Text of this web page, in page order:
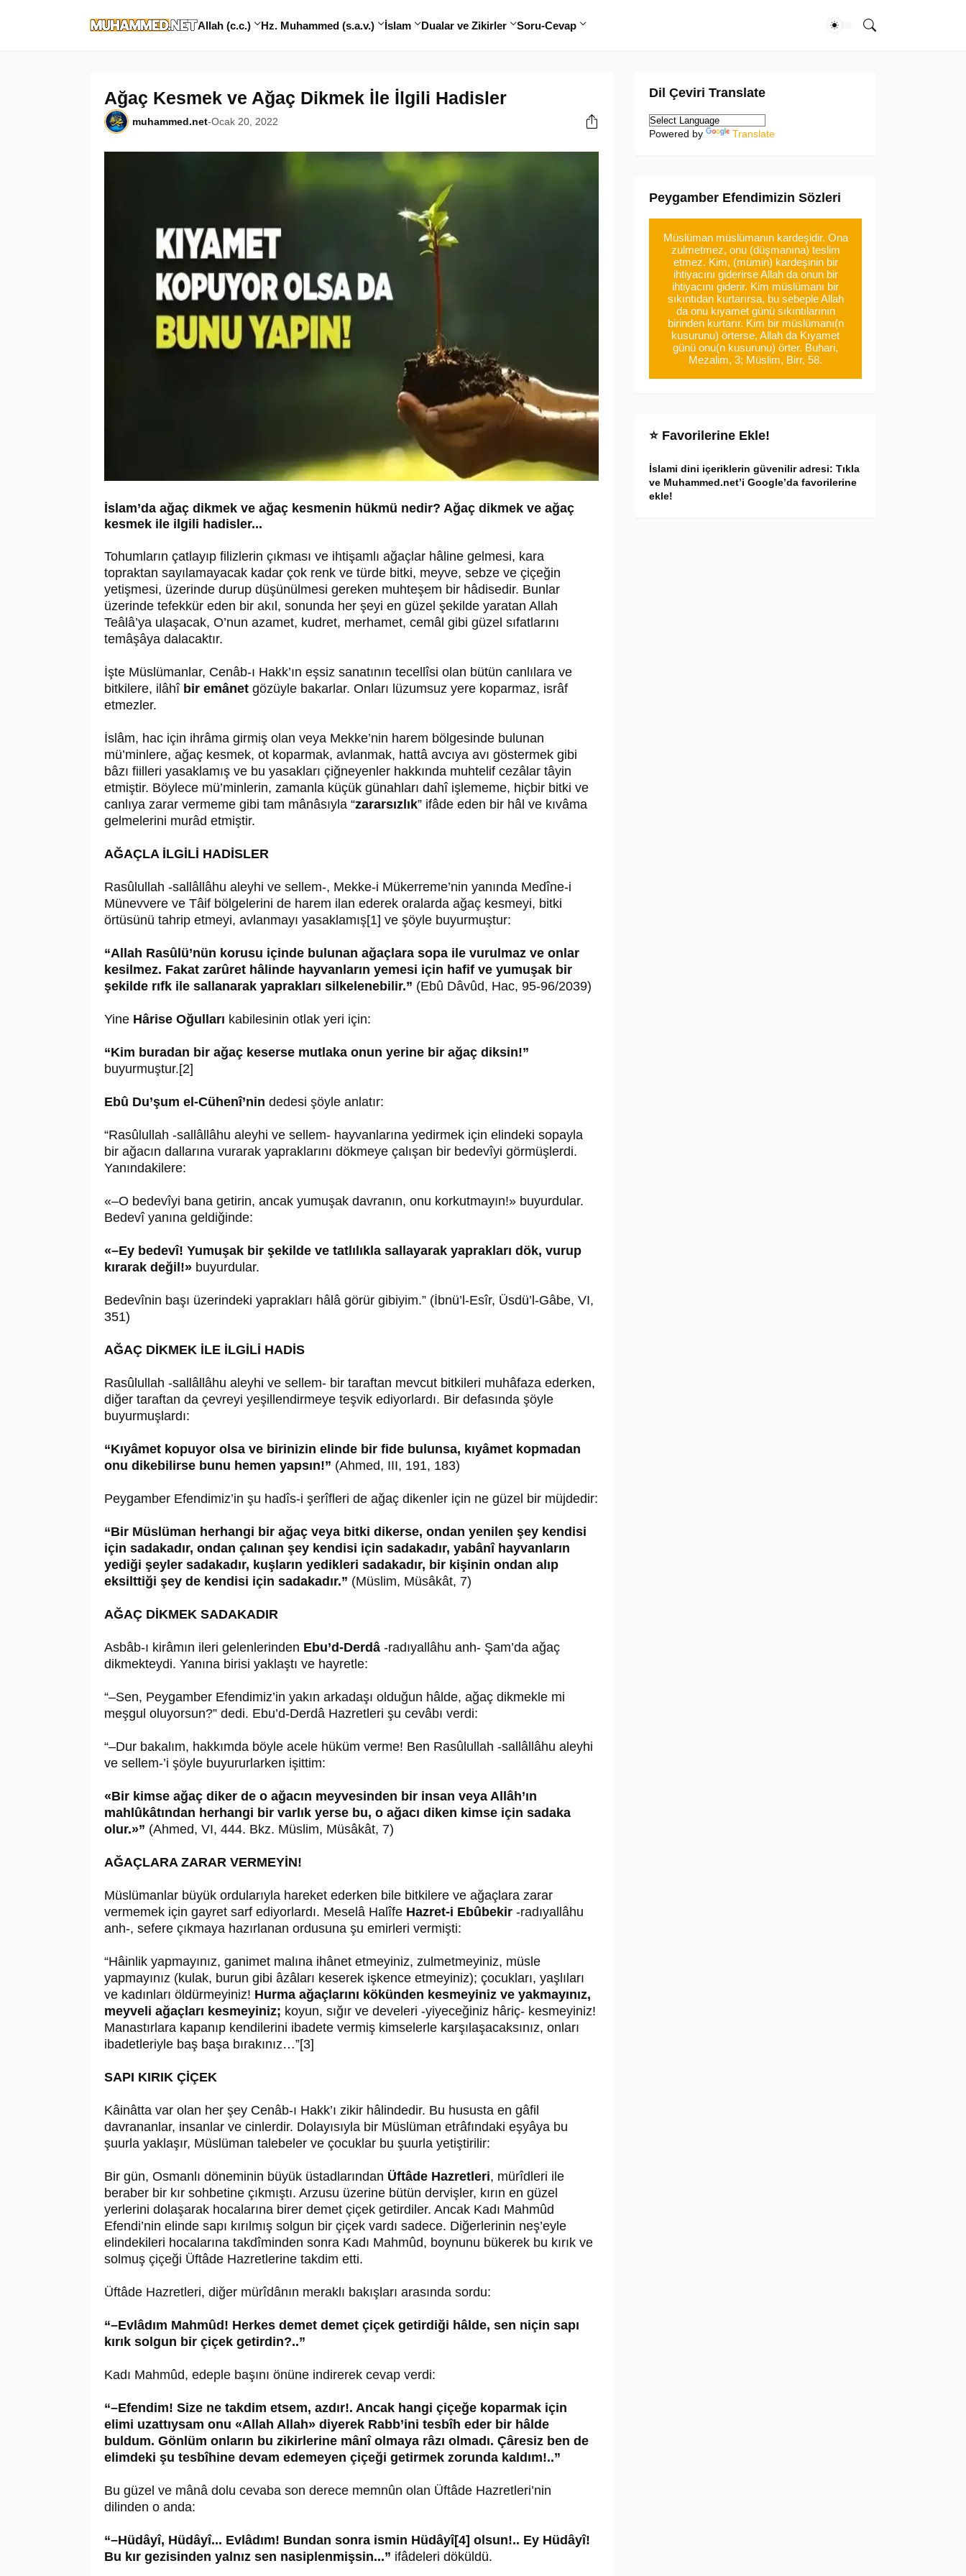
Allah (c.c.) Hz. Muhammed (s.a.v.) İslam Dualar ve Zikirler Soru-Cevap
Ağaç Kesmek ve Ağaç Dikmek İle İlgili Hadisler
muhammed.net-Ocak 20, 2022
İslam’da ağaç dikmek ve ağaç kesmenin hükmü nedir? Ağaç dikmek ve ağaç
kesmek ile ilgili hadisler...
Tohumların çatlayıp filizlerin çıkması ve ihtişamlı ağaçlar hâline gelmesi, kara
topraktan sayılamayacak kadar çok renk ve türde bitki, meyve, sebze ve çiçeğin
yetişmesi, üzerinde durup düşünülmesi gereken muhteşem bir hâdisedir. Bunlar
üzerinde tefekkür eden bir akıl, sonunda her şeyi en güzel şekilde yaratan Allah
Teâlâ’ya ulaşacak, O’nun azamet, kudret, merhamet, cemâl gibi güzel sıfatlarını
temâşâya dalacaktır.
İşte Müslümanlar, Cenâb-ı Hakk’ın eşsiz sanatının tecellîsi olan bütün canlılara ve
bitkilere, ilâhî bir emânet gözüyle bakarlar. Onları lüzumsuz yere koparmaz, isrâf
etmezler.
İslâm, hac için ihrâma girmiş olan veya Mekke’nin harem bölgesinde bulunan
mü’minlere, ağaç kesmek, ot koparmak, avlanmak, hattâ avcıya avı göstermek gibi
bâzı fiilleri yasaklamış ve bu yasakları çiğneyenler hakkında muhtelif cezâlar tâyin
etmiştir. Böylece mü’minlerin, zamanla küçük günahları dahî işlememe, hiçbir bitki ve
canlıya zarar vermeme gibi tam mânâsıyla “zararsızlık” ifâde eden bir hâl ve kıvâma
gelmelerini murâd etmiştir.
AĞAÇLA İLGİLİ HADİSLER
Rasûlullah -sallâllâhu aleyhi ve sellem-, Mekke-i Mükerreme’nin yanında Medîne-i
Münevvere ve Tâif bölgelerini de harem ilan ederek oralarda ağaç kesmeyi, bitki
örtüsünü tahrip etmeyi, avlanmayı yasaklamış[1] ve şöyle buyurmuştur:
“Allah Rasûlü’nün korusu içinde bulunan ağaçlara sopa ile vurulmaz ve onlar
kesilmez. Fakat zarûret hâlinde hayvanların yemesi için hafif ve yumuşak bir
şekilde rıfk ile sallanarak yaprakları silkelenebilir.” (Ebû Dâvûd, Hac, 95-96/2039)
Yine Hârise Oğulları kabilesinin otlak yeri için:
“Kim buradan bir ağaç keserse mutlaka onun yerine bir ağaç diksin!”
buyurmuştur.[2]
Ebû Du’şum el-Cühenî’nin dedesi şöyle anlatır:
“Rasûlullah -sallâllâhu aleyhi ve sellem- hayvanlarına yedirmek için elindeki sopayla
bir ağacın dallarına vurarak yapraklarını dökmeye çalışan bir bedevîyi görmüşlerdi.
Yanındakilere:
«–O bedevîyi bana getirin, ancak yumuşak davranın, onu korkutmayın!» buyurdular.
Bedevî yanına geldiğinde:
«–Ey bedevî! Yumuşak bir şekilde ve tatlılıkla sallayarak yaprakları dök, vurup
kırarak değil!» buyurdular.
Bedevînin başı üzerindeki yaprakları hâlâ görür gibiyim.” (İbnü’l-Esîr, Üsdü’l-Gâbe, VI,
351)
AĞAÇ DİKMEK İLE İLGİLİ HADİS
Rasûlullah -sallâllâhu aleyhi ve sellem- bir taraftan mevcut bitkileri muhâfaza ederken,
diğer taraftan da çevreyi yeşillendirmeye teşvik ediyorlardı. Bir defasında şöyle
buyurmuşlardı:
“Kıyâmet kopuyor olsa ve birinizin elinde bir fide bulunsa, kıyâmet kopmadan
onu dikebilirse bunu hemen yapsın!” (Ahmed, III, 191, 183)
Peygamber Efendimiz’in şu hadîs-i şerîfleri de ağaç dikenler için ne güzel bir müjdedir:
“Bir Müslüman herhangi bir ağaç veya bitki dikerse, ondan yenilen şey kendisi
için sadakadır, ondan çalınan şey kendisi için sadakadır, yabânî hayvanların
yediği şeyler sadakadır, kuşların yedikleri sadakadır, bir kişinin ondan alıp
eksilttiği şey de kendisi için sadakadır.” (Müslim, Müsâkât, 7)
AĞAÇ DİKMEK SADAKADIR
Asbâb-ı kirâmın ileri gelenlerinden Ebu’d-Derdâ -radıyallâhu anh- Şam’da ağaç
dikmekteydi. Yanına birisi yaklaştı ve hayretle:
“–Sen, Peygamber Efendimiz’in yakın arkadaşı olduğun hâlde, ağaç dikmekle mi
meşgul oluyorsun?” dedi. Ebu’d-Derdâ Hazretleri şu cevâbı verdi:
“–Dur bakalım, hakkımda böyle acele hüküm verme! Ben Rasûlullah -sallâllâhu aleyhi
ve sellem-’i şöyle buyururlarken işittim:
«Bir kimse ağaç diker de o ağacın meyvesinden bir insan veya Allâh’ın
mahlûkâtından herhangi bir varlık yerse bu, o ağacı diken kimse için sadaka
olur.»” (Ahmed, VI, 444. Bkz. Müslim, Müsâkât, 7)
AĞAÇLARA ZARAR VERMEYİN!
Müslümanlar büyük ordularıyla hareket ederken bile bitkilere ve ağaçlara zarar
vermemek için gayret sarf ediyorlardı. Meselâ Halîfe Hazret-i Ebûbekir -radıyallâhu
anh-, sefere çıkmaya hazırlanan ordusuna şu emirleri vermişti:
“Hâinlik yapmayınız, ganimet malına ihânet etmeyiniz, zulmetmeyiniz, müsle
yapmayınız (kulak, burun gibi âzâları keserek işkence etmeyiniz); çocukları, yaşlıları
ve kadınları öldürmeyiniz! Hurma ağaçlarını kökünden kesmeyiniz ve yakmayınız,
meyveli ağaçları kesmeyiniz; koyun, sığır ve develeri -yiyeceğiniz hâriç- kesmeyiniz!
Manastırlara kapanıp kendilerini ibadete vermiş kimselerle karşılaşacaksınız, onları
ibadetleriyle baş başa bırakınız…”[3]
SAPI KIRIK ÇİÇEK
Kâinâtta var olan her şey Cenâb-ı Hakk’ı zikir hâlindedir. Bu hususta en gâfil
davrananlar, insanlar ve cinlerdir. Dolayısıyla bir Müslüman etrâfındaki eşyâya bu
şuurla yaklaşır, Müslüman talebeler ve çocuklar bu şuurla yetiştirilir:
Bir gün, Osmanlı döneminin büyük üstadlarından Üftâde Hazretleri, mürîdleri ile
beraber bir kır sohbetine çıkmıştı. Arzusu üzerine bütün dervişler, kırın en güzel
yerlerini dolaşarak hocalarına birer demet çiçek getirdiler. Ancak Kadı Mahmûd
Efendi’nin elinde sapı kırılmış solgun bir çiçek vardı sadece. Diğerlerinin neş’eyle
elindekileri hocalarına takdîminden sonra Kadı Mahmûd, boynunu bükerek bu kırık ve
solmuş çiçeği Üftâde Hazretlerine takdim etti.
Üftâde Hazretleri, diğer mürîdânın meraklı bakışları arasında sordu:
“–Evlâdım Mahmûd! Herkes demet demet çiçek getirdiği hâlde, sen niçin sapı
kırık solgun bir çiçek getirdin?..”
Kadı Mahmûd, edeple başını önüne indirerek cevap verdi:
“–Efendim! Size ne takdim etsem, azdır!. Ancak hangi çiçeğe koparmak için
elimi uzattıysam onu «Allah Allah» diyerek Rabb’ini tesbîh eder bir hâlde
buldum. Gönlüm onların bu zikirlerine mânî olmaya râzı olmadı. Çâresiz ben de
elimdeki şu tesbîhine devam edemeyen çiçeği getirmek zorunda kaldım!..”
Bu güzel ve mânâ dolu cevaba son derece memnûn olan Üftâde Hazretleri’nin
dilinden o anda:
“–Hüdâyî, Hüdâyî... Evlâdım! Bundan sonra ismin Hüdâyî[4] olsun!.. Ey Hüdâyî!
Bu kır gezisinden yalnız sen nasiplenmişsin...” ifâdeleri döküldü.
Dil Çeviri Translate
Powered by Translate
Peygamber Efendimizin Sözleri
Müslüman müslümanın kardeşidir. Ona
zulmetmez, onu (düşmanına) teslim
etmez. Kim, (mümin) kardeşinin bir
ihtiyacını giderirse Allah da onun bir
ihtiyacını giderir. Kim müslümanı bir
sıkıntıdan kurtarırsa, bu sebeple Allah
da onu kıyamet günü sıkıntılarının
birinden kurtarır. Kim bir müslümanı(n
kusurunu) örterse, Allah da Kıyamet
günü onu(n kusurunu) örter. Buhari,
Mezalim, 3; Müslim, Birr, 58.
⭐ Favorilerine Ekle!
İslami dini içeriklerin güvenilir adresi: Tıkla
ve Muhammed.net’i Google’da favorilerine
ekle!